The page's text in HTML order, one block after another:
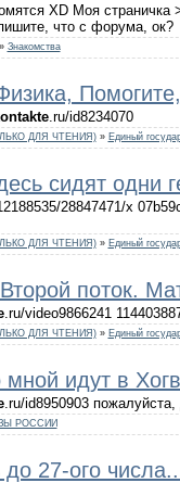
XD Моя страничка
что с форума, ок?
» Знакомства
.ru/id8234070
ДЛЯ ЧТЕНИЯ) » Единый
сидят одни
28847471/x
ДЛЯ ЧТЕНИЯ) » Единый
поток.
.ru/video9866241
ДЛЯ ЧТЕНИЯ) » Единый
мной идут в
.ru/id8950903
РОССИИ
27-ого